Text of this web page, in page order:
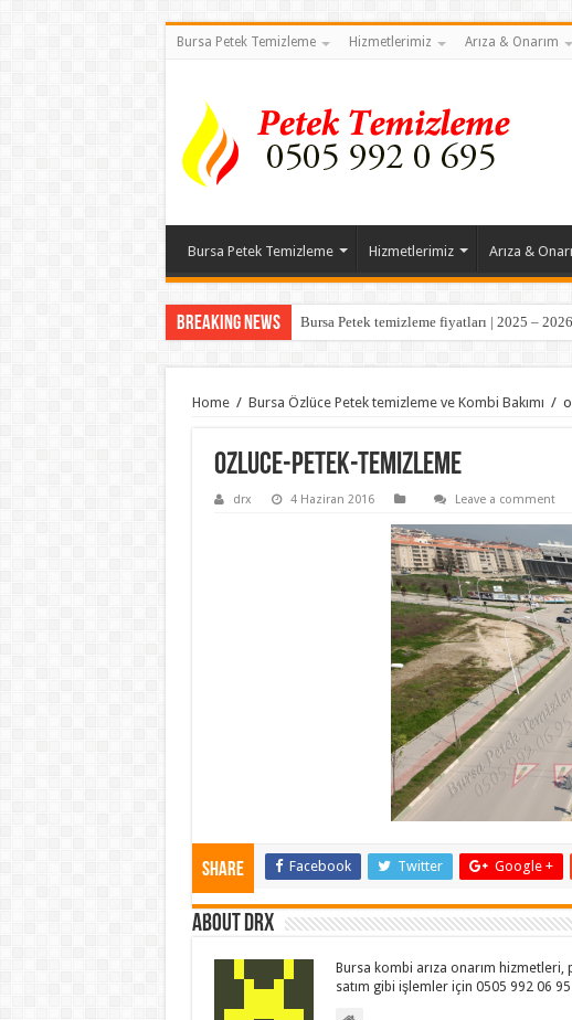
Bursa Petek Temizleme Hizmetlerimiz Arıza & Onarım
Bursa Petek Temizleme Hizmetlerimiz Arıza &
Breaking News Bursa Petek temizleme fiyatları | 2025 – 2026
Home / Bursa Özlüce Petek temizleme ve Kombi Bakımı /
ozluce-petek-temizleme
drx 4 Haziran 2016 Leave a comment
Share Facebook Twitter Google +
About drx
Bursa kombi arıza onarım hizmetleri,
satım gibi işlemler için 0505 992 06